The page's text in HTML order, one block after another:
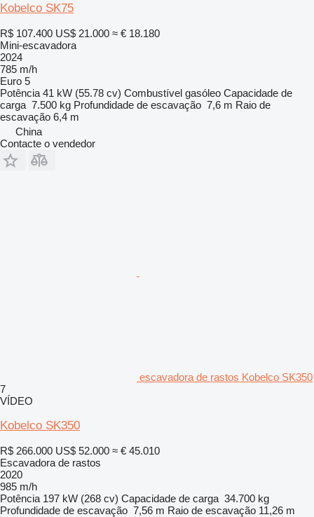
Kobelco SK75
R$ 107.400 US$ 21.000 ≈ € 18.180
Mini-escavadora
2024
785 m/h
Euro 5
Potência 41 kW (55.78 cv) Combustível gasóleo Capacidade de
carga 7.500 kg Profundidade de escavação 7,6 m Raio de
escavação 6,4 m
China
Contacte o vendedor
escavadora de rastos Kobelco SK350
7
VÍDEO
Kobelco SK350
R$ 266.000 US$ 52.000 ≈ € 45.010
Escavadora de rastos
2020
985 m/h
Potência 197 kW (268 cv) Capacidade de carga 34.700 kg
Profundidade de escavação 7,56 m Raio de escavação 11,26 m